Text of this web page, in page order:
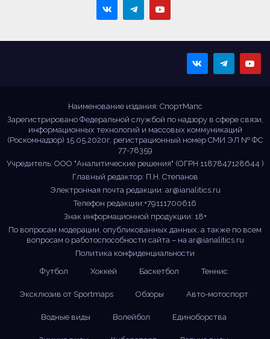
Наименование издания: СпортМапс
Зарегистрировано Федеральной службой по надзору в сфере связи,
информационных технологий и массовых коммуникаций
(Роскомнадзор) 15.05.2020г. регистрационный номер СМИ ЭЛ № ФС
77-78359
Учредитель: ООО "Аналитические решения" (ОГРН 1187847128644 )
Главный редактор: П.Н. Степанов
Электронная почта редакции: ar@ianalitics.ru
Телефон редакции:+79111700616
Знак информационной продукции: 18+
По вопросам модерации, опубликованных данных, а также по всем
вопросам о работоспособности сайта – на ar@ianalitics.ru
Политика конфиденциальности
Футбол
Хоккей Баскетбол Теннис
Эксклюзив от Sportmaps Обзоры Авто-мотоспорт
Водные виды Волейбол Единоборства